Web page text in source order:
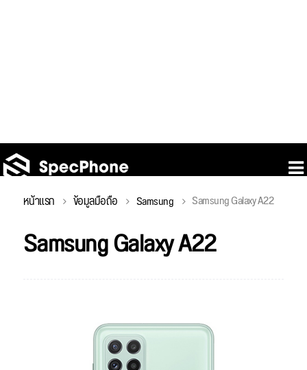
หน้าแรก ข้อมูลมือถือ Samsung Samsung Galaxy A22
Samsung Galaxy A22